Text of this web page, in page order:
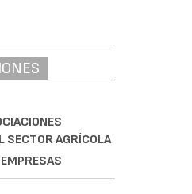
SECTOR AGRÍCOLA